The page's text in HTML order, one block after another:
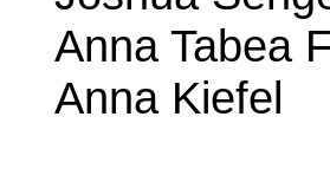
Anna Tabea
Anna Kiefel